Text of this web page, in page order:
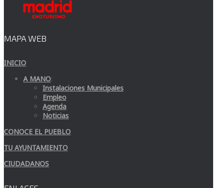
MAPA WEB
INICIO
A MANO:
Instalaciones Municipales
Empleo
Agenda
Noticias
CONOCE EL PUEBLO
TU AYUNTAMIENTO
CIUDADANOS